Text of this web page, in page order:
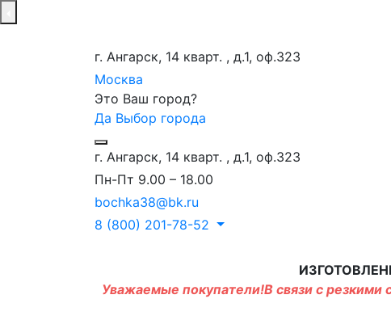
г. Ангарск, 14 кварт. , д.1, оф.323
Москва
Это Ваш город?
Да Выбор города
г. Ангарск, 14 кварт. , д.1, оф.323
Пн-Пт 9.00 – 18.00
bochka38@bk.ru
8 (800) 201-78-52
Уважаемые покупатели!В связи с резкими